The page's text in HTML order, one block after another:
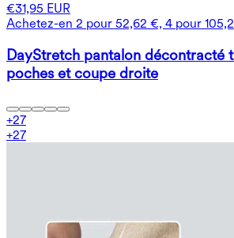
€31,95 EUR
Achetez-en 2 pour 52,62 €, 4 pour
DayStretch pantalon décontracté
poches et coupe droite
+27
+27